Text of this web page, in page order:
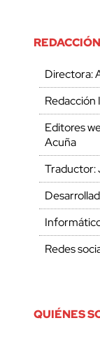
Directora:
Redacción
Editores
Acuña
Traductor:
Redes
QUIÉNES